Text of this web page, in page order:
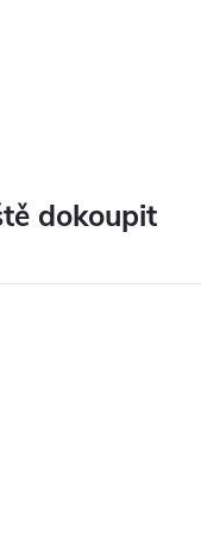
dokoupit